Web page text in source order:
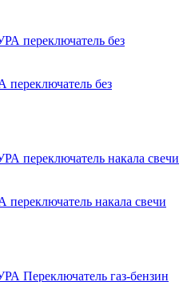
без
накала свечи